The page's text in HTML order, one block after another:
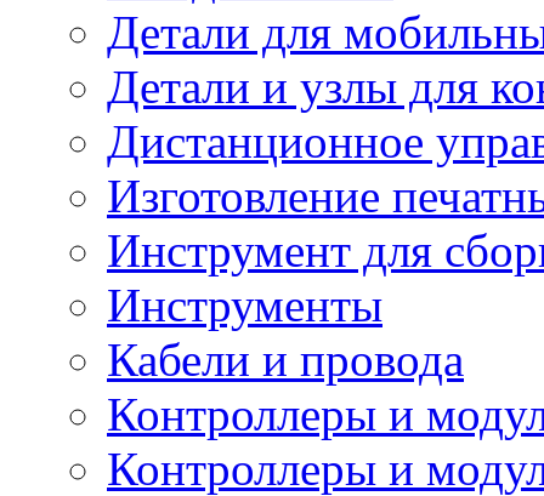
Детали для
Детали и узлы для
Дистанционное
Изготовление
Инструмент для
Инструменты
Кабели и провода
Контроллеры и
Контроллеры и